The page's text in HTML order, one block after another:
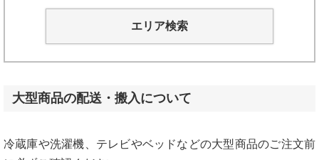
エリア検索
大型商品の配送・搬入について
冷蔵庫や洗濯機、テレビやベッドなどの大型商品のご注文前